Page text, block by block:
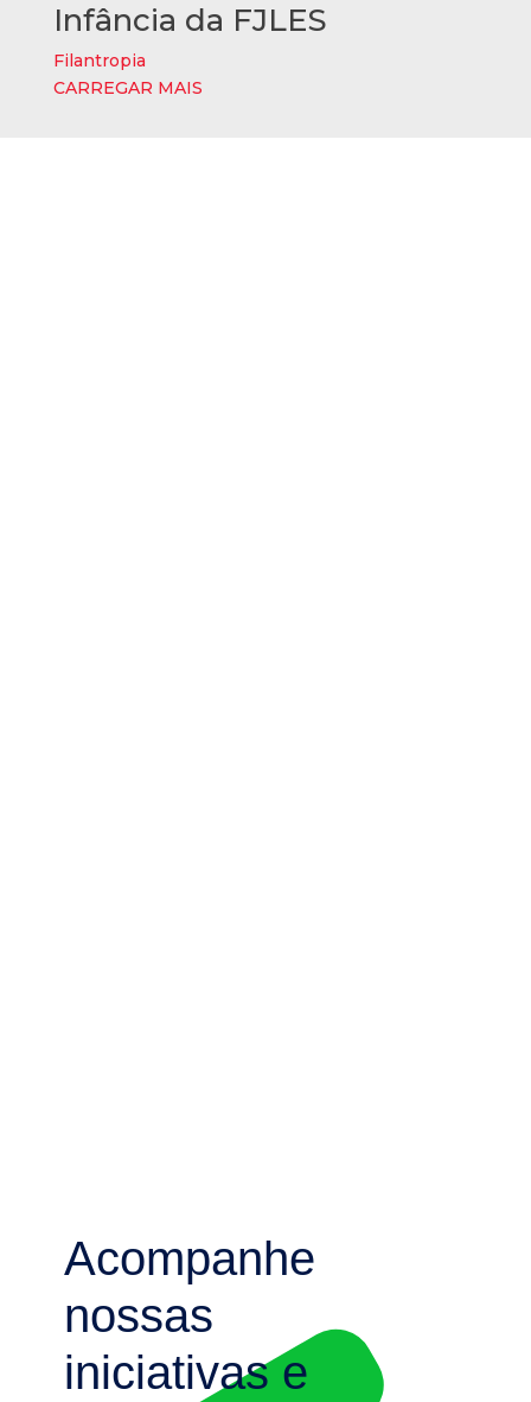
Infância da FJLES
Filantropia
CARREGAR MAIS
Acompanhe
nossas
iniciativas e